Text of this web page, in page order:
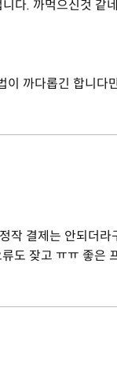
다. 까먹으신것 같
이 까다롭긴 합니다
작 결제는 안되더라
도 잦고 ㅠㅠ 좋은